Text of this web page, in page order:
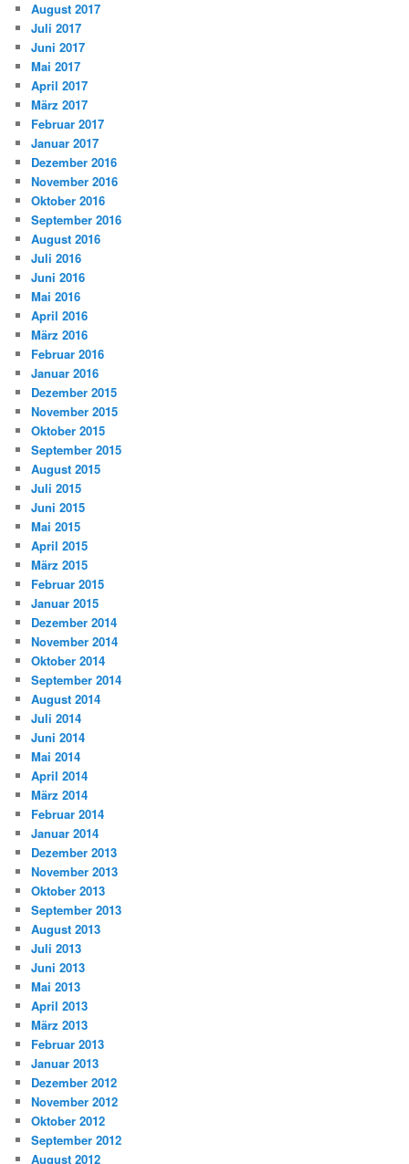
August 2017
Juli 2017
Juni 2017
Mai 2017
April 2017
März 2017
Februar 2017
Januar 2017
Dezember 2016
November 2016
Oktober 2016
September 2016
August 2016
Juli 2016
Juni 2016
Mai 2016
April 2016
März 2016
Februar 2016
Januar 2016
Dezember 2015
November 2015
Oktober 2015
September 2015
August 2015
Juli 2015
Juni 2015
Mai 2015
April 2015
März 2015
Februar 2015
Januar 2015
Dezember 2014
November 2014
Oktober 2014
September 2014
August 2014
Juli 2014
Juni 2014
Mai 2014
April 2014
März 2014
Februar 2014
Januar 2014
Dezember 2013
November 2013
Oktober 2013
September 2013
August 2013
Juli 2013
Juni 2013
Mai 2013
April 2013
März 2013
Februar 2013
Januar 2013
Dezember 2012
November 2012
Oktober 2012
September 2012
August 2012